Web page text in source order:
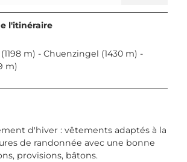
l'itinéraire
m) - Chuenzingel (1430 m) -
m)
d'hiver : vêtements adaptés à la
de randonnée avec une bonne
provisions, bâtons.